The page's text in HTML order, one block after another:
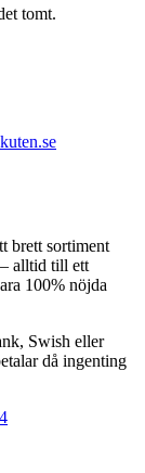
tomt.
brett sortiment
alltid till ett
100% nöjda
Swish eller
då ingenting